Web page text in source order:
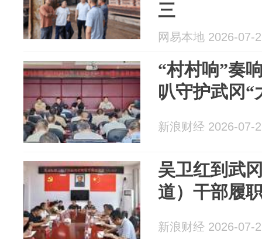
三
网易本地 2026-07-
“村村响”奏
叭守护武冈“
新浪财经 2026-07-
吴卫红到武
道）干部履
新浪财经 2026-07-